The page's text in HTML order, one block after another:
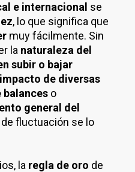
e internacional se
, lo que significa que
muy fácilmente. Sin
la naturaleza del
subir o bajar
de diversas
balances o
general del
fluctuación se lo
la regla de oro de